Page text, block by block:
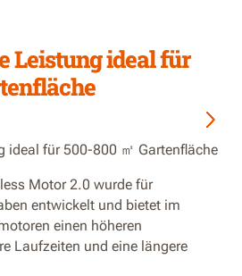
Leistung ideal für
ideal für 500-800 ㎡ Gartenfläche
Motor 2.0 wurde für
entwickelt und bietet im
einen höheren
Laufzeiten und eine längere